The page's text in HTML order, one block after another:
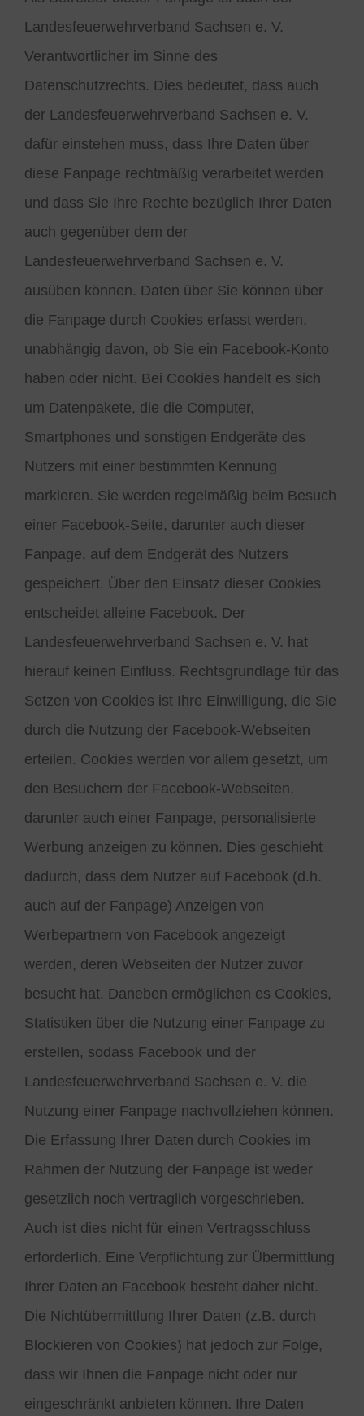
Landesfeuerwehrverband Sachsen e. V.
Verantwortlicher im Sinne des
Datenschutzrechts. Dies bedeutet, dass auch
der Landesfeuerwehrverband Sachsen e. V.
dafür einstehen muss, dass Ihre Daten über
diese Fanpage rechtmäßig verarbeitet werden
und dass Sie Ihre Rechte bezüglich Ihrer Daten
auch gegenüber dem der
Landesfeuerwehrverband Sachsen e. V.
ausüben können. Daten über Sie können über
die Fanpage durch Cookies erfasst werden,
unabhängig davon, ob Sie ein Facebook-Konto
haben oder nicht. Bei Cookies handelt es sich
um Datenpakete, die die Computer,
Smartphones und sonstigen Endgeräte des
Nutzers mit einer bestimmten Kennung
markieren. Sie werden regelmäßig beim Besuch
einer Facebook-Seite, darunter auch dieser
Fanpage, auf dem Endgerät des Nutzers
gespeichert. Über den Einsatz dieser Cookies
entscheidet alleine Facebook. Der
Landesfeuerwehrverband Sachsen e. V. hat
hierauf keinen Einfluss. Rechtsgrundlage für das
Setzen von Cookies ist Ihre Einwilligung, die Sie
durch die Nutzung der Facebook-Webseiten
erteilen. Cookies werden vor allem gesetzt, um
den Besuchern der Facebook-Webseiten,
darunter auch einer Fanpage, personalisierte
Werbung anzeigen zu können. Dies geschieht
dadurch, dass dem Nutzer auf Facebook (d.h.
auch auf der Fanpage) Anzeigen von
Werbepartnern von Facebook angezeigt
werden, deren Webseiten der Nutzer zuvor
besucht hat. Daneben ermöglichen es Cookies,
Statistiken über die Nutzung einer Fanpage zu
erstellen, sodass Facebook und der
Landesfeuerwehrverband Sachsen e. V. die
Nutzung einer Fanpage nachvollziehen können.
Die Erfassung Ihrer Daten durch Cookies im
Rahmen der Nutzung der Fanpage ist weder
gesetzlich noch vertraglich vorgeschrieben.
Auch ist dies nicht für einen Vertragsschluss
erforderlich. Eine Verpflichtung zur Übermittlung
Ihrer Daten an Facebook besteht daher nicht.
Die Nichtübermittlung Ihrer Daten (z.B. durch
Blockieren von Cookies) hat jedoch zur Folge,
dass wir Ihnen die Fanpage nicht oder nur
eingeschränkt anbieten können. Ihre Daten